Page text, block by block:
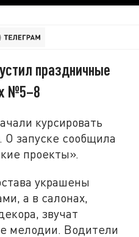
праздничные
№5–8
курсировать
О запуске сообщила
проекты».
украшены
а в салонах,
звучат
мелодии. Водители